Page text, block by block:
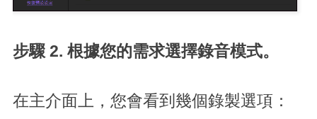
步驟 2. 根據您的需求選擇錄音模式。
在主介面上，您會看到幾個錄製選項：